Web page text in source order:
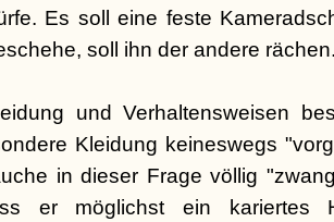
Es soll eine feste
soll ihn der andere
und Verhaltensweisen
Kleidung keineswegs
in dieser Frage völlig
er möglichst ein kariertes